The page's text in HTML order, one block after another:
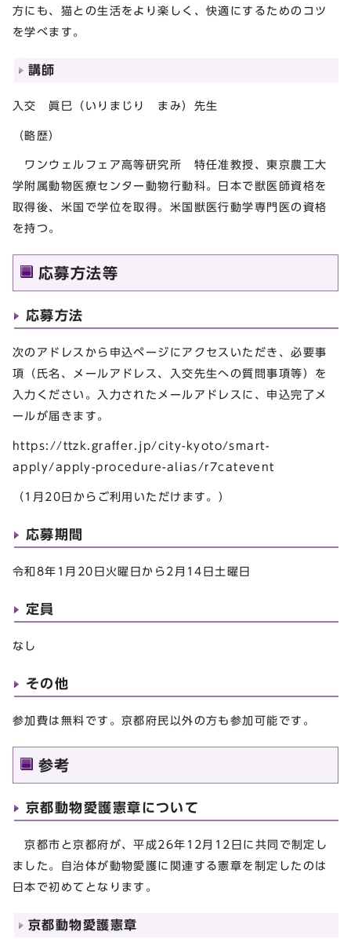
方にも、猫との生活をより楽しく、快適にするためのコツ
を学べます。
講師
入交 眞巳（いりまじり まみ）先生
（略歴）
ワンウェルフェア高等研究所 特任准教授、東京農工大
学附属動物医療センター動物行動科。日本で獣医師資格を
取得後、米国で学位を取得。米国獣医行動学専門医の資格
を持つ。
応募方法等
応募方法
次のアドレスから申込ページにアクセスいただき、必要事
項（氏名、メールアドレス、入交先生への質問事項等）を
入力ください。入力されたメールアドレスに、申込完了メ
ールが届きます。
https://ttzk.graffer.jp/city-kyoto/smart-
apply/apply-procedure-alias/r7catevent
（1月20日からご利用いただけます。）
応募期間
令和8年1月20日火曜日から2月14日土曜日
定員
なし
その他
参加費は無料です。京都府民以外の方も参加可能です。
参考
京都動物愛護憲章について
京都市と京都府が、平成26年12月12日に共同で制定し
ました。自治体が動物愛護に関連する憲章を制定したのは
日本で初めてとなります。
京都動物愛護憲章